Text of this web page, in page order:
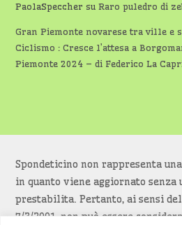
PaolaSpeccher suRaro puledro di
Gran Piemonte novarese tra ville e
Ciclismo : Cresce l’attesa a
Piemonte 2024 – di Federico La
Spondeticino non rappresenta
in quanto viene aggiornato senza
prestabilita. Pertanto, ai sensi
7/3/2001, non può essere